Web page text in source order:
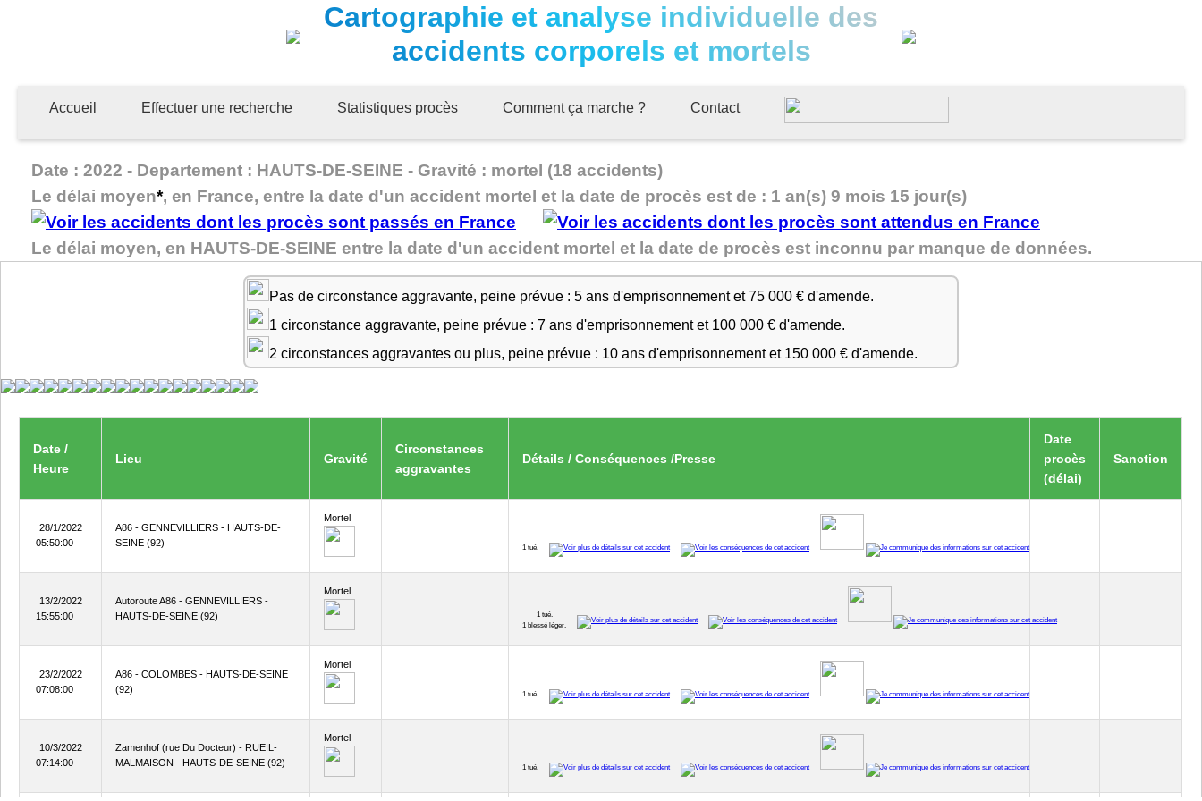
Cartographie et analyse individuelle des
accidents corporels et mortels
Accueil Effectuer une recherche Statistiques procès Comment ça marche ? Contact
Date : 2022 - Departement : HAUTS-DE-SEINE - Gravité : mortel (18 accidents)
Le délai moyen*, en France, entre la date d'un accident mortel et la date de procès est de : 1 an(s) 9 mois 15 jour(s)
Le délai moyen, en HAUTS-DE-SEINE entre la date d'un accident mortel et la date de procès est inconnu par manque de données.
Pas de circonstance aggravante, peine prévue : 5 ans d'emprisonnement et 75 000 € d'amende.
1 circonstance aggravante, peine prévue : 7 ans d'emprisonnement et 100 000 € d'amende.
2 circonstances aggravantes ou plus, peine prévue : 10 ans d'emprisonnement et 150 000 € d'amende.
Date /
Heure
Lieu Gravité
Circonstances
aggravantes
Détails / Conséquences /Presse
Date
procès
(délai)
Sanction
28/1/2022
05:50:00
A86 - GENNEVILLIERS - HAUTS-DE-
SEINE (92)
Mortel
1 tué.
13/2/2022
15:55:00
Autoroute A86 - GENNEVILLIERS -
HAUTS-DE-SEINE (92)
Mortel
1 tué.
1 blessé léger.
23/2/2022
07:08:00
A86 - COLOMBES - HAUTS-DE-SEINE
(92)
Mortel
1 tué.
10/3/2022
07:14:00
Zamenhof (rue Du Docteur) - RUEIL-
MALMAISON - HAUTS-DE-SEINE (92)
Mortel
1 tué.